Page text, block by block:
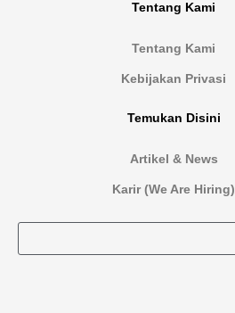
Tentang Kami
Tentang Kami
Kebijakan Privasi
Temukan Disini
Artikel & News
Karir (We Are Hiring)